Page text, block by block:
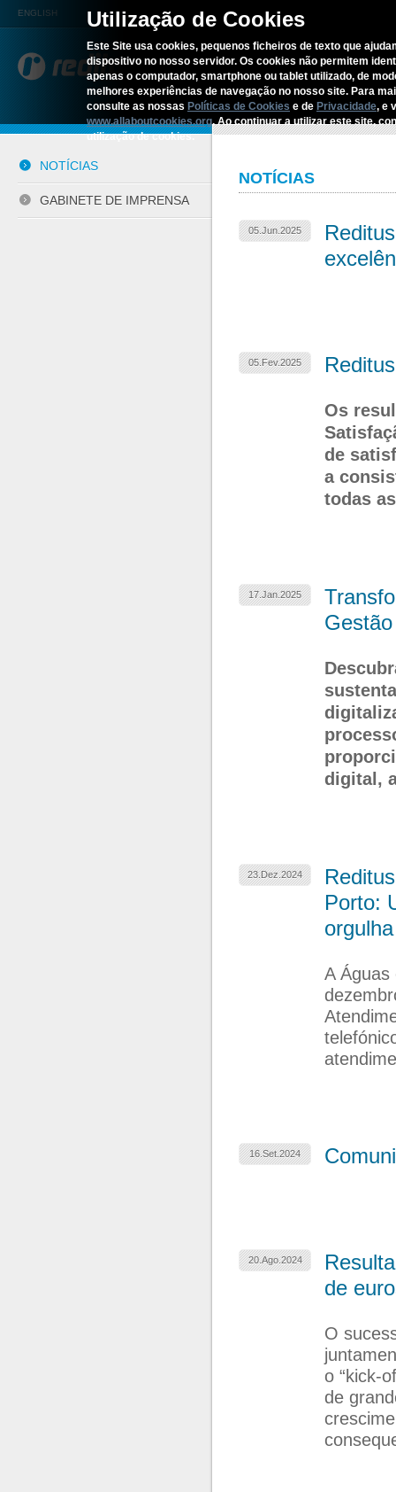
Utilização de Cookies
Este Site usa cookies, pequenos ficheiros de texto que
dispositivo no nosso servidor. Os cookies não permitem
apenas o computador, smartphone ou tablet utilizado, de
melhores experiências de navegação no nosso site. Para
consulte as nossas Políticas de Cookies e de Privacidade, e
www.allaboutcookies.org. Ao continuar a utilizar este site,
utilização de cookies.
ENGLISH
REDITUS SERVIÇOS E
NOTÍCIAS
GABINETE DE IMPRENSA
Início › Comunicação › Lista de
NOTÍCIAS
05.Jun.2025
05.Fev.2025
Os
de
a
todas
17.Jan.2025
digital,
23.Dez.2024
Porto:
orgulha
A Águas
16.Set.2024
20.Ago.2024
de
O
o “kick-
de